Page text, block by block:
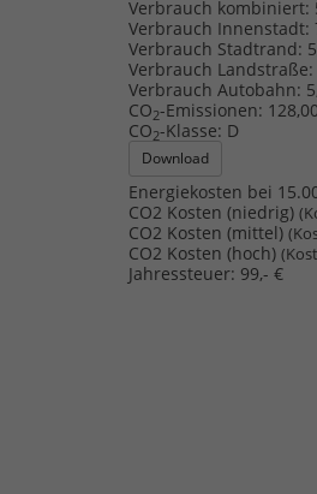
Verbrauch kombiniert:
Verbrauch Innenstadt:
Verbrauch Stadtrand:
Verbrauch Landstraße:
Verbrauch Autobahn:
CO2-Emissionen:
CO2-Klasse: D
Download
Energiekosten bei
CO2 Kosten (niedrig)
CO2 Kosten (mittel)
CO2 Kosten (hoch)
Jahressteuer: 99,- €